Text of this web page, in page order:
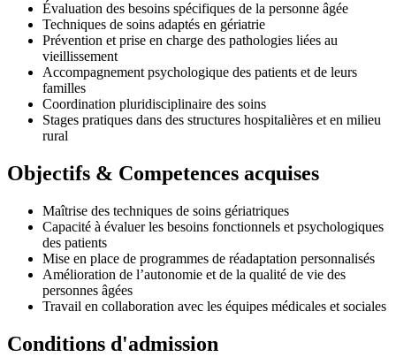
Évaluation des besoins spécifiques de la personne âgée
Techniques de soins adaptés en gériatrie
Prévention et prise en charge des pathologies liées au
vieillissement
Accompagnement psychologique des patients et de leurs
familles
Coordination pluridisciplinaire des soins
Stages pratiques dans des structures hospitalières et en milieu
rural
Objectifs & Competences acquises
Maîtrise des techniques de soins gériatriques
Capacité à évaluer les besoins fonctionnels et psychologiques
des patients
Mise en place de programmes de réadaptation personnalisés
Amélioration de l’autonomie et de la qualité de vie des
personnes âgées
Travail en collaboration avec les équipes médicales et sociales
Conditions d'admission